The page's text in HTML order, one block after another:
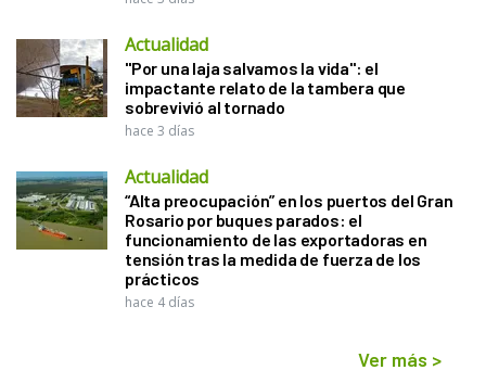
Actualidad
"Por una laja salvamos la vida": el
impactante relato de la tambera que
sobrevivió al tornado
hace 3 días
Actualidad
“Alta preocupación” en los puertos del Gran
Rosario por buques parados: el
funcionamiento de las exportadoras en
tensión tras la medida de fuerza de los
prácticos
hace 4 días
Ver más >